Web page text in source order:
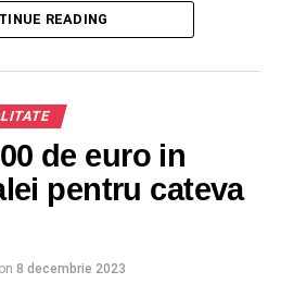
de dolari pentru cele de
anul acesta va avea un fond de
că, în luna septembrie 2023,
respectivă. Bărbatul a
din anunț, ocazie cu care a
s-a recomandat a fi din cadrul
de 1.250 lei, motiv pentru
persoane, telefonic, datele
READING
de euro in
pentru cateva
on 8 decembrie 2023